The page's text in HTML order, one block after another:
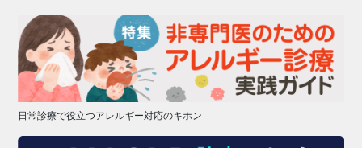
日常診療で役立つアレルギー対応のキホン